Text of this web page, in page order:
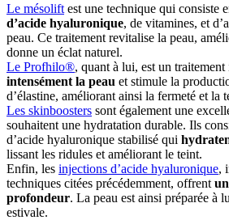
Le mésolift est une technique qui consiste
d’acide hyaluronique, de vitamines, et
peau. Ce traitement revitalise la peau,
donne un éclat naturel.
Le Profhilo®, quant à lui, est un
intensément la peau et stimule la
d’élastine, améliorant ainsi la fermeté et la
Les skinboosters sont également une
souhaitent une hydratation durable. Ils
d’acide hyaluronique stabilisé qui
lissant les ridules et améliorant le teint.
Enfin, les injections d’acide hyaluronique,
techniques citées précédemment, offrent
profondeur. La peau est ainsi préparée à
estivale.